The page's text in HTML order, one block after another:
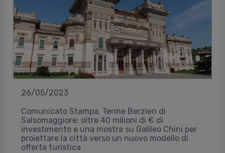
26/05/2023
Comunicato Stampa. Terme Berzieri di
Salsomaggiore: oltre 40 milioni di € di
investimento e una mostra su Galileo Chini per
proiettare la città verso un nuovo modello di
offerta turistica